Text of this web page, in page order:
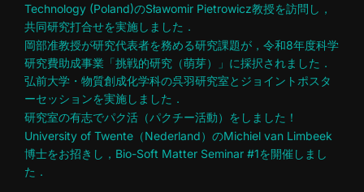
Technology (Poland)のSławomir Pietrowicz教授を訪問し，
共同研究打合せを実施しました．
岡部准教授が研究代表者を務める研究課題が，令和8年度科学
研究費助成事業「挑戦的研究（萌芽）」に採択されました．
弘前大学・物質創成化学科の呉羽研究室とジョイントポスタ
ーセッションを実施しました．
研究室の有志でパク活（パクチー活動）をしました！
University of Twente（Nederland）のMichiel van Limbeek
博士をお招きし，Bio-Soft Matter Seminar #1を開催しまし
た．